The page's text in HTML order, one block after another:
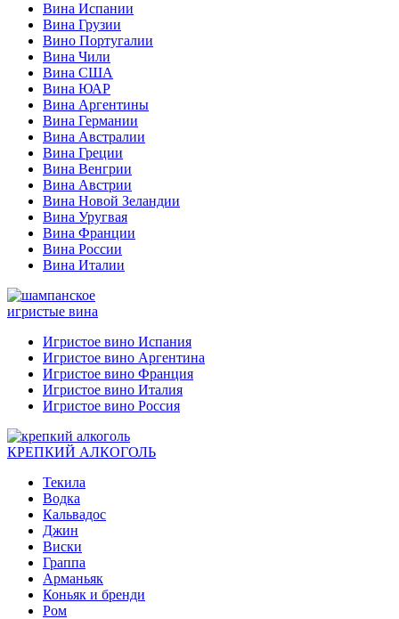
Вина Испании
Вина Грузии
Вино Португалии
Вина Чили
Вина США
Вина ЮАР
Вина Аргентины
Вина Германии
Вина Австралии
Вина Греции
Вина Венгрии
Вина Австрии
Вина Новой Зеландии
Вина Уругвая
Вина Франции
Вина России
Вина Италии
игристые вина
Игристое вино Испания
Игристое вино Аргентина
Игристое вино Франция
Игристое вино Италия
Игристое вино Россия
КРЕПКИЙ АЛКОГОЛЬ
Текила
Водка
Кальвадос
Джин
Виски
Граппа
Арманьяк
Коньяк и бренди
Ром